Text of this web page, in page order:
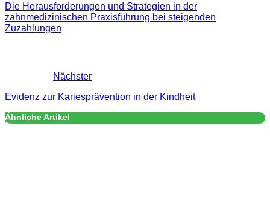
Die Herausforderungen und Strategien in der
zahnmedizinischen Praxisführung bei steigenden
Zuzahlungen
Nächster
Evidenz zur Kariesprävention in der Kindheit
Ähnliche Artikel